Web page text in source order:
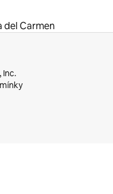
del Carmen
Inc.